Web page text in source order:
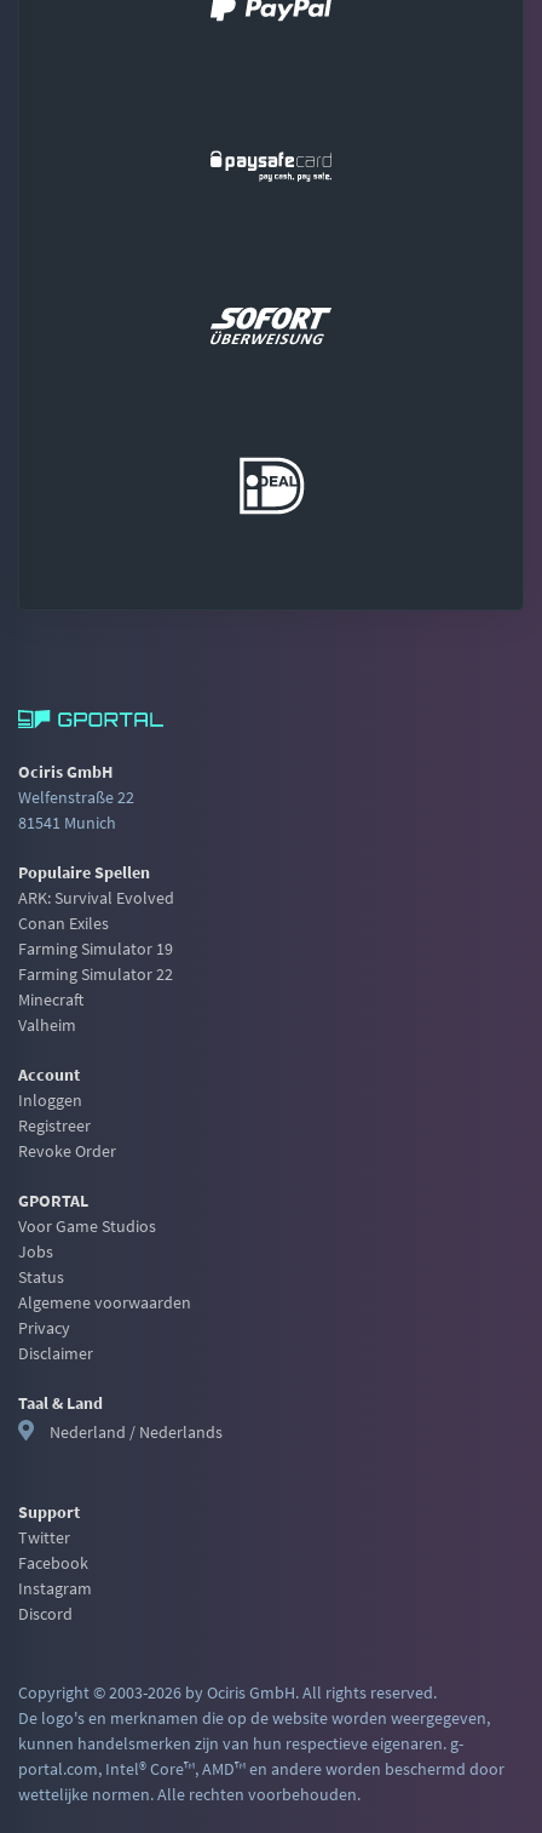
Ociris GmbH
Welfenstraße 22
81541 Munich
Populaire Spellen
ARK: Survival Evolved
Conan Exiles
Farming Simulator 19
Farming Simulator 22
Minecraft
Valheim
Account
Inloggen
Registreer
Revoke Order
GPORTAL
Voor Game Studios
Jobs
Status
Algemene voorwaarden
Privacy
Disclaimer
Taal & Land
Nederland / Nederlands
Support
Twitter
Facebook
Instagram
Discord
Copyright © 2003-2026 by Ociris GmbH. All rights reserved.
De logo's en merknamen die op de website worden weergegeven,
kunnen handelsmerken zijn van hun respectieve eigenaren. g-
portal.com, Intel® Core™, AMD™ en andere worden beschermd door
wettelijke normen. Alle rechten voorbehouden.